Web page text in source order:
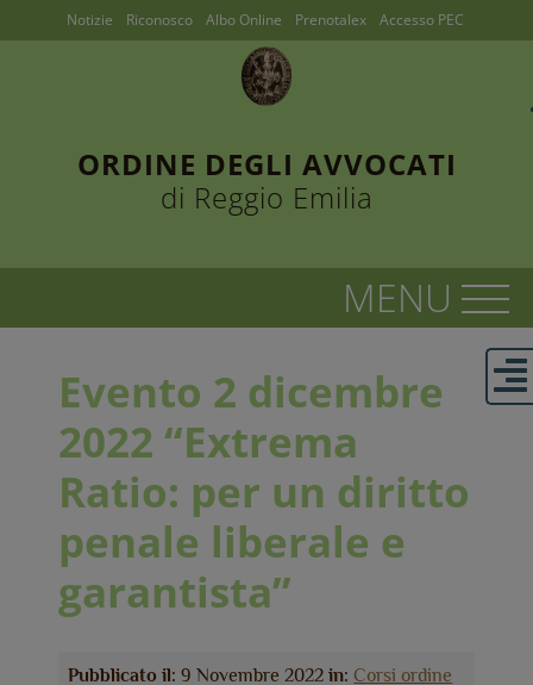
ORDINE DEGLI AVVOCATI
di Reggio Emilia
Notizie Riconosco Albo Online Prenotalex Accesso PEC
Evento 2 dicembre
2022 “Extrema
Ratio: per un diritto
penale liberale e
garantista”
Pubblicato il: 9 Novembre 2022in: Corsi ordine